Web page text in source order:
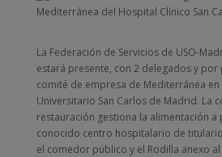
La Federación de Servicios de USO-
estará presente, con 2 delegados y por
comité de empresa de Mediterránea
Universitario San Carlos de Madrid. La
restauración gestiona la alimentación a
conocido centro hospitalario de
el comedor público y el Rodilla anexo